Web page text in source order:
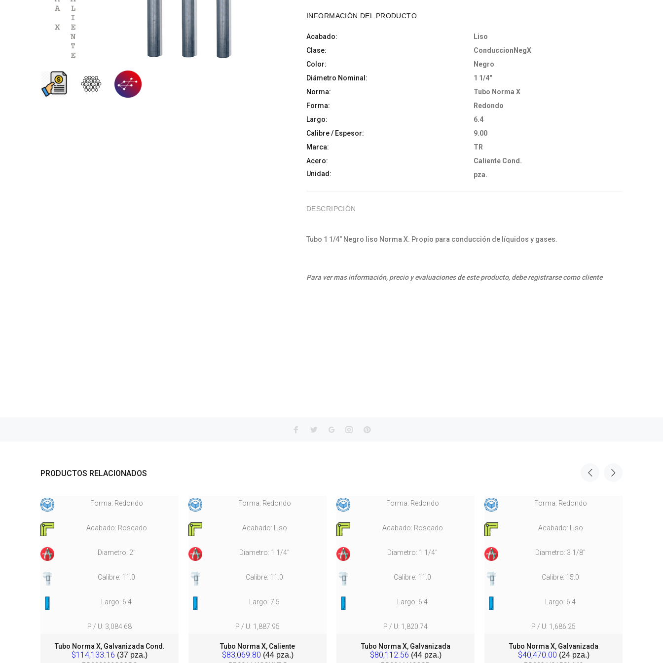
INFORMACIÓN DEL PRODUCTO
Acabado:
Liso
Clase:
ConduccionNegX
Color:
Negro
Diámetro Nominal:
1 1/4"
Norma:
Tubo Norma X
Forma:
Redondo
Largo:
6.4
Calibre / Espesor:
9.00
Marca:
TR
Acero:
Caliente Cond.
Unidad:
pza.
DESCRIPCIÓN
Tubo 1 1/4" Negro liso Norma X. Propio para conducción de líquidos y gases.
Para ver mas información, precio y evaluaciones de este producto, debe registrarse como cliente
PRODUCTOS RELACIONADOS
Forma: Redondo
Acabado: Roscado
Diametro: 2"
Calibre: 11.0
Largo: 6.4
P / U: 3,084.68
Tubo Norma X, Galvanizada Cond.
$114,133.16 (37 pza.)
Forma: Redondo
Acabado: Liso
Diametro: 1 1/4"
Calibre: 11.0
Largo: 7.5
P / U: 1,887.95
Tubo Norma X, Caliente
$83,069.80 (44 pza.)
Forma: Redondo
Acabado: Roscado
Diametro: 1 1/4"
Calibre: 11.0
Largo: 6.4
P / U: 1,820.74
Tubo Norma X, Galvanizada
$80,112.56 (44 pza.)
Forma: Redondo
Acabado: Liso
Diametro: 3 1/8"
Calibre: 15.0
Largo: 6.4
P / U: 1,686.25
Tubo Norma X, Galvanizada
$40,470.00 (24 pza.)